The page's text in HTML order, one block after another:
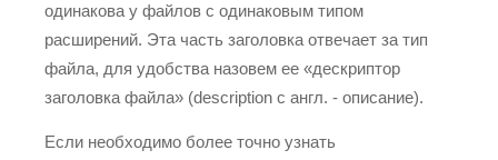
одинакова у файлов с одинаковым типом
расширений. Эта часть заголовка отвечает за тип
файла, для удобства назовем ее «дескриптор
заголовка файла» (description с англ. - описание).
Если необходимо более точно узнать